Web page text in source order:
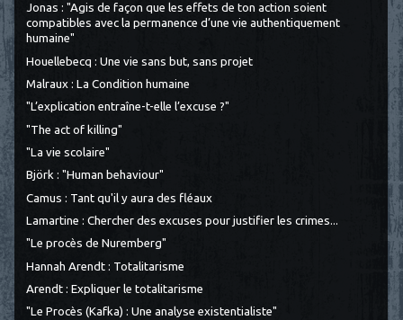
Jonas : "Agis de façon que les effets de ton action soient
compatibles avec la permanence d’une vie authentiquement
humaine"
Houellebecq : Une vie sans but, sans projet
Malraux : La Condition humaine
"L’explication entraîne-t-elle l’excuse ?"
"The act of killing"
"La vie scolaire"
Björk : "Human behaviour"
Camus : Tant qu'il y aura des fléaux
Lamartine : Chercher des excuses pour justifier les crimes...
"Le procès de Nuremberg"
Hannah Arendt : Totalitarisme
Arendt : Expliquer le totalitarisme
"Le Procès (Kafka) : Une analyse existentialiste"